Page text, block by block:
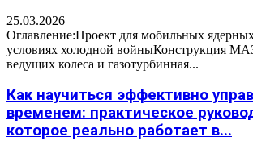
25.03.2026
Оглавление:Проект для мобильных
условиях холодной войныКонструкция
ведущих колеса и газотурбинная...
Как научиться эффективно
временем: практическое
которое реально работает в...